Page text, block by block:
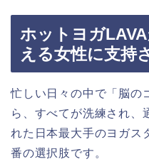
ホットヨガ
える女性に支持
忙しい日々の中で「脳の
ら、すべてが洗練され、
れた日本最大手のヨガス
番の選択肢です。